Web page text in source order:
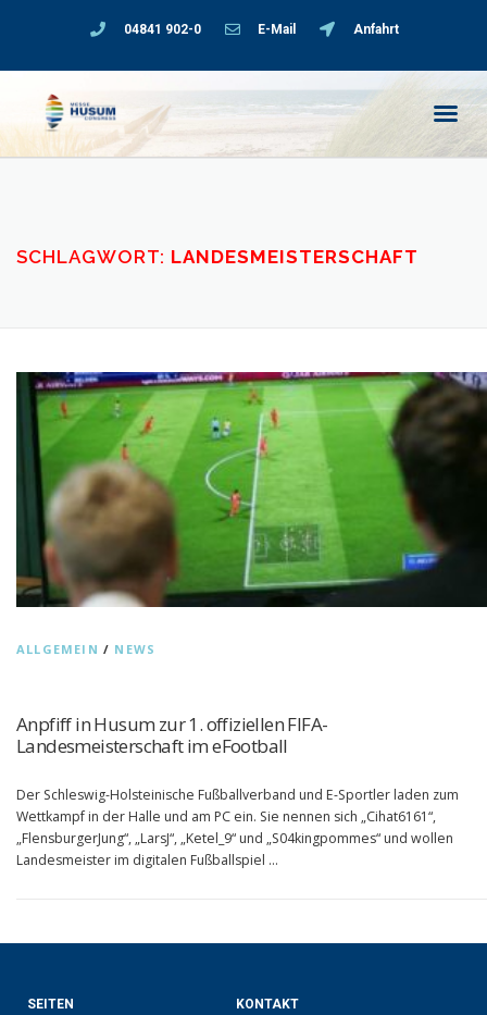
04841 902-0 E-Mail Anfahrt
SCHLAGWORT: LANDESMEISTERSCHAFT
ALLGEMEIN / NEWS
Anpfiff in Husum zur 1. offiziellen FIFA-
Landesmeisterschaft im eFootball
Der Schleswig-Holsteinische Fußballverband und E-Sportler laden zum
Wettkampf in der Halle und am PC ein. Sie nennen sich „Cihat6161“,
„FlensburgerJung“, „LarsJ“, „Ketel_9“ und „S04kingpommes“ und wollen
Landesmeister im digitalen Fußballspiel …
SEITEN KONTAKT